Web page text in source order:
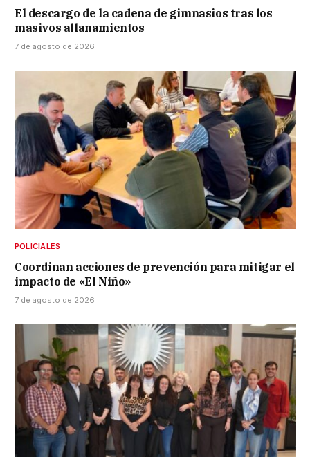
El descargo de la cadena de gimnasios tras los
masivos allanamientos
7 de agosto de 2026
POLICIALES
Coordinan acciones de prevención para mitigar el
impacto de «El Niño»
7 de agosto de 2026